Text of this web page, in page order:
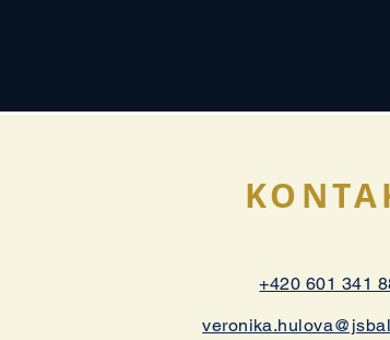
+420 601 341